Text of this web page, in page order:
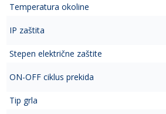
Temperatura okoline
IP zaštita
Stepen električne zaštite
ON-OFF ciklus prekida
Tip grla